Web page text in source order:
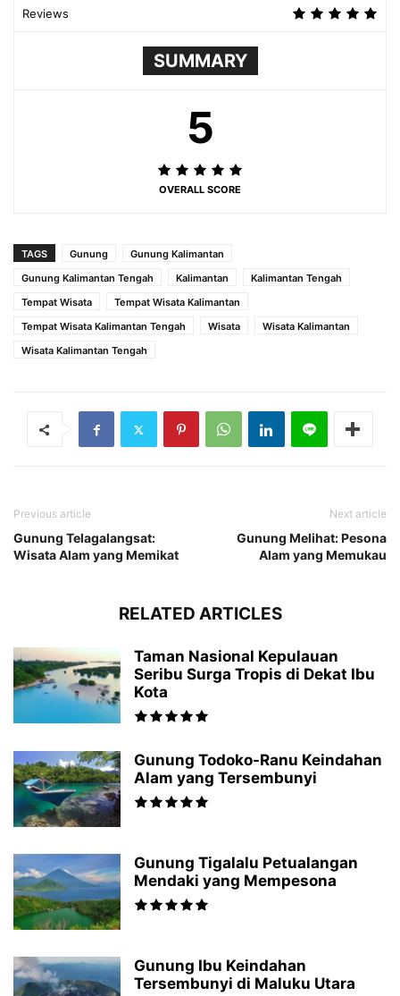
Reviews
SUMMARY
5
OVERALL SCORE
TAGS Gunung
Gunung Kalimantan
Gunung Kalimantan Tengah
Kalimantan
Kalimantan Tengah
Tempat Wisata
Tempat Wisata Kalimantan
Tempat Wisata Kalimantan Tengah
Wisata
Wisata Kalimantan
Wisata Kalimantan Tengah
Previous article
Gunung Telagalangsat:
Wisata Alam yang Memikat
Next article
Gunung Melihat: Pesona
Alam yang Memukau
RELATED ARTICLES
Taman Nasional Kepulauan
Seribu Surga Tropis di Dekat Ibu
Kota
Gunung Todoko-Ranu Keindahan
Alam yang Tersembunyi
Gunung Tigalalu Petualangan
Mendaki yang Mempesona
Gunung Ibu Keindahan
Tersembunyi di Maluku Utara